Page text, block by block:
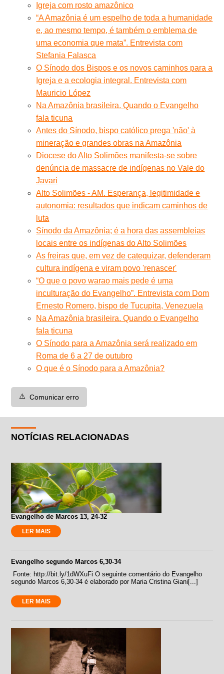
Igreja com rosto amazônico
“A Amazônia é um espelho de toda a humanidade
e, ao mesmo tempo, é também o emblema de
uma economia que mata”. Entrevista com
Stefania Falasca
O Sínodo dos Bispos e os novos caminhos para a
Igreja e a ecologia integral. Entrevista com
Mauricio López
Na Amazônia brasileira. Quando o Evangelho
fala ticuna
Antes do Sínodo, bispo católico prega 'não' à
mineração e grandes obras na Amazônia
Diocese do Alto Solimões manifesta-se sobre
denúncia de massacre de indígenas no Vale do
Javari
Alto Solimões - AM. Esperança, legitimidade e
autonomia: resultados que indicam caminhos de
luta
Sínodo da Amazônia; é a hora das assembleias
locais entre os indígenas do Alto Solimões
As freiras que, em vez de catequizar, defenderam
cultura indígena e viram povo 'renascer'
“O que o povo warao mais pede é uma
inculturação do Evangelho”. Entrevista com Dom
Ernesto Romero, bispo de Tucupita, Venezuela
Na Amazônia brasileira. Quando o Evangelho
fala ticuna
O Sínodo para a Amazônia será realizado em
Roma de 6 a 27 de outubro
O que é o Sínodo para a Amazônia?
⚠️ Comunicar erro
NOTÍCIAS RELACIONADAS
Evangelho de Marcos 13, 24-32
LER MAIS
Evangelho segundo Marcos 6,30-34
Fonte: http://bit.ly/1dWXuFi O seguinte comentário do Evangelho
segundo Marcos 6,30-34 é elaborado por Maria Cristina Giani[...]
LER MAIS